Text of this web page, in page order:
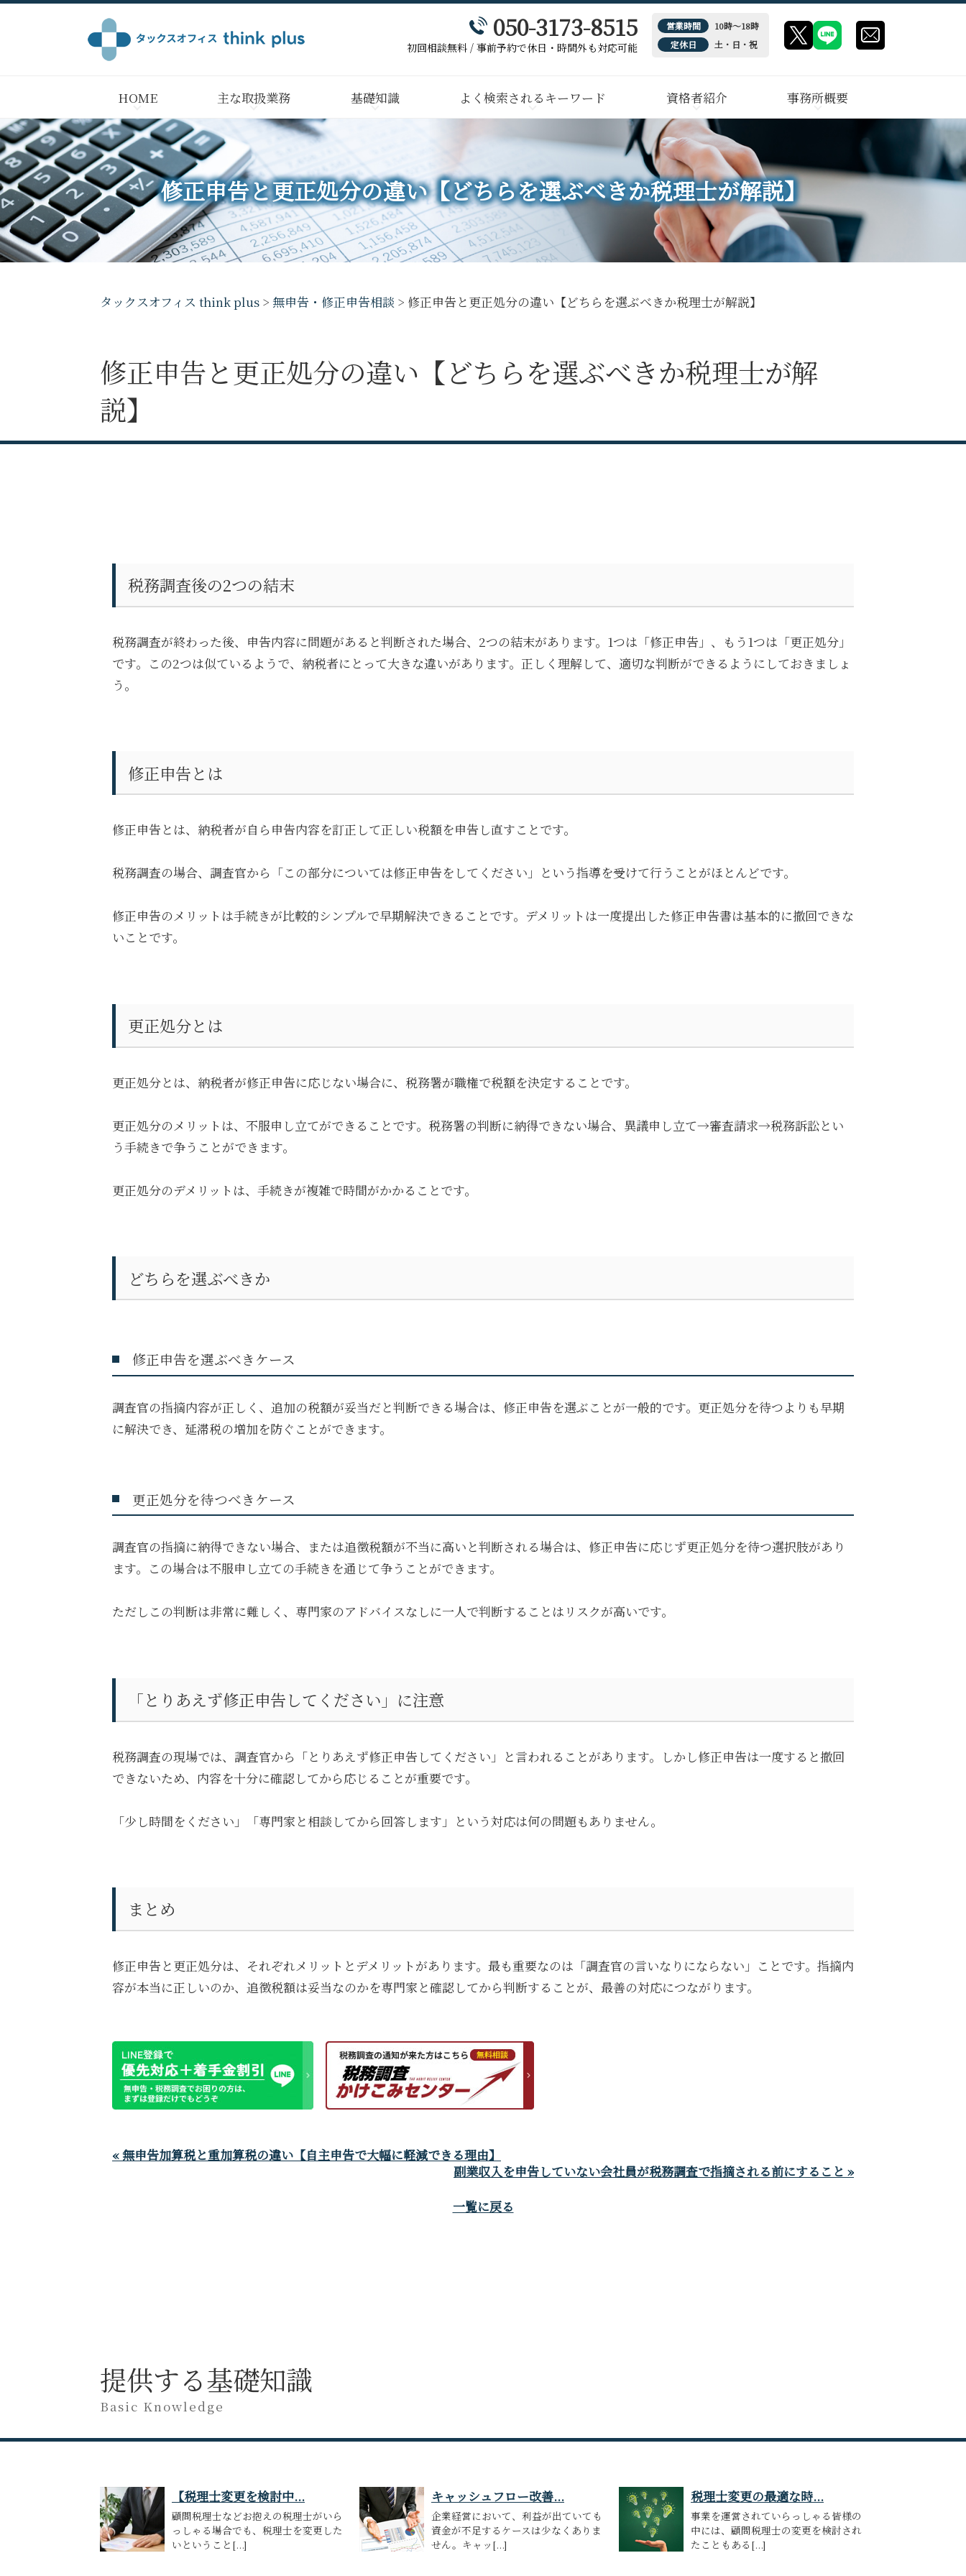
修正申告と更正処分の違い【どちらを選ぶべきか税理士が解説】
050-3173-8515
初回相談無料 / 事前予約で休日・時間外も対応可能
営業時間
10時～18時
定休日
土・日・祝
HOME 主な取扱業務 基礎知識 よく検索されるキーワード 資格者紹介 事務所概要
タックスオフィス think plus > 無申告・修正申告相談 > 修正申告と更正処分の違い【どちらを選ぶべきか税理士が解説】
修正申告と更正処分の違い【どちらを選ぶべきか税理士が解
説】
税務調査後の2つの結末
税務調査が終わった後、申告内容に問題があると判断された場合、2つの結末があります。1つは「修正申告」、もう1つは「更正処分」
です。この2つは似ているようで、納税者にとって大きな違いがあります。正しく理解して、適切な判断ができるようにしておきましょ
う。
修正申告とは
修正申告とは、納税者が自ら申告内容を訂正して正しい税額を申告し直すことです。
税務調査の場合、調査官から「この部分については修正申告をしてください」という指導を受けて行うことがほとんどです。
修正申告のメリットは手続きが比較的シンプルで早期解決できることです。デメリットは一度提出した修正申告書は基本的に撤回できな
いことです。
更正処分とは
更正処分とは、納税者が修正申告に応じない場合に、税務署が職権で税額を決定することです。
更正処分のメリットは、不服申し立てができることです。税務署の判断に納得できない場合、異議申し立て→審査請求→税務訴訟とい
う手続きで争うことができます。
更正処分のデメリットは、手続きが複雑で時間がかかることです。
どちらを選ぶべきか
修正申告を選ぶべきケース
調査官の指摘内容が正しく、追加の税額が妥当だと判断できる場合は、修正申告を選ぶことが一般的です。更正処分を待つよりも早期
に解決でき、延滞税の増加を防ぐことができます。
更正処分を待つべきケース
調査官の指摘に納得できない場合、または追徴税額が不当に高いと判断される場合は、修正申告に応じず更正処分を待つ選択肢があり
ます。この場合は不服申し立ての手続きを通じて争うことができます。
ただしこの判断は非常に難しく、専門家のアドバイスなしに一人で判断することはリスクが高いです。
「とりあえず修正申告してください」に注意
税務調査の現場では、調査官から「とりあえず修正申告してください」と言われることがあります。しかし修正申告は一度すると撤回
できないため、内容を十分に確認してから応じることが重要です。
「少し時間をください」「専門家と相談してから回答します」という対応は何の問題もありません。
まとめ
修正申告と更正処分は、それぞれメリットとデメリットがあります。最も重要なのは「調査官の言いなりにならない」ことです。指摘内
容が本当に正しいのか、追徴税額は妥当なのかを専門家と確認してから判断することが、最善の対応につながります。
« 無申告加算税と重加算税の違い【自主申告で大幅に軽減できる理由】
副業収入を申告していない会社員が税務調査で指摘される前にすること »
一覧に戻る
提供する基礎知識
Basic Knowledge
【税理士変更を検討中...
顧問税理士などお抱えの税理士がいら
っしゃる場合でも、税理士を変更した
いということ[...]
キャッシュフロー改善...
企業経営において、利益が出ていても
資金が不足するケースは少なくありま
せん。キャッ[...]
税理士変更の最適な時...
事業を運営されていらっしゃる皆様の
中には、顧問税理士の変更を検討され
たこともある[...]